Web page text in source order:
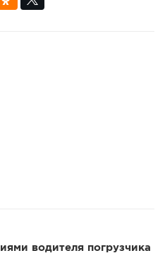
водителя погрузчика